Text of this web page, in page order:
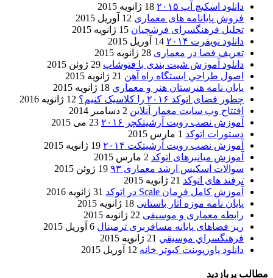
دانلود اسکیچ آپ ۲۰۱۵
18 ژانویه 2015
فروش پایانامه های معماری 12 آوریل 2015
تحلیل فرهنگسرای فرشچیان 15 ژانویه 2015
دانلود نویفرت ۲۰۱۴
14 آوریل 2015
تعریف فضا در معماری 28 ژانویه 2015
دانلود آموزش شیت بندی با فتوشاپ 29 ژوئن 2015
اصول طراحي ایستگاه راه آهن 21 ژانویه 2015
پایان نامه هنرستان هنر و معماري 18 ژانویه 2015
چطور فضای اتوکد ۲۰۱۶ را کلاسیک کنیم؟
12 ژانویه 2016
افتتاح وب سایت معمار آنلاین 2 دسامبر 2014
آموزش نصب رویت آرشیتکچر ۲۰۱۶
23 می 2015
دستورات اتوکد 1 مارس 2015
آموزش نصب رویت آرشیتکت ۲۰۱۴
19 ژانویه 2015
آموزش میانبرهای اتوکد 2 مارس 2015
سوالات اسکیس ارشد معماری ۹۳
19 ژوئن 2015
ترفند های اتوکد 21 ژانویه 2015
آموزش کامل فرمان Scale در اتوکد
31 ژانویه 2016
پایان نامه موزه آثار باستانی 18 ژانویه 2015
رابطه معماری و موسیقی 22 ژانویه 2015
ریز فضاهای پایانه مسافربری ترمینال 6 آوریل 2015
فرهنگسراي موسيقي 21 ژانویه 2015
دانلود پاورپوینت کبوتر خانه 12 آوریل 2015
مطالب پربازدید